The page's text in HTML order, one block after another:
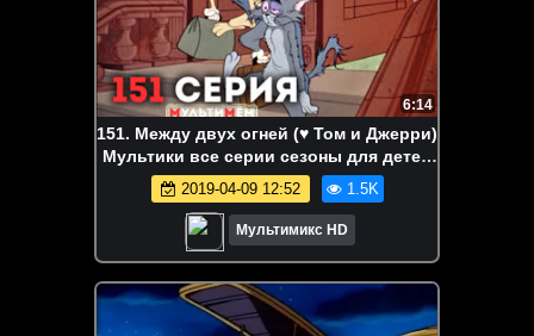
6:14
151. Между двух огней (♥ Том и Джерри)
Мультики все серии сезоны для детей
мультсериалы
2019-04-09 12:52 1.5K
Мультимикс HD